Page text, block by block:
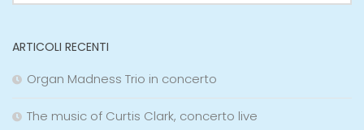
ARTICOLI RECENTI
Organ Madness Trio in concerto
The music of Curtis Clark, concerto live